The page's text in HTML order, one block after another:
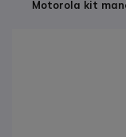
Motorola kit